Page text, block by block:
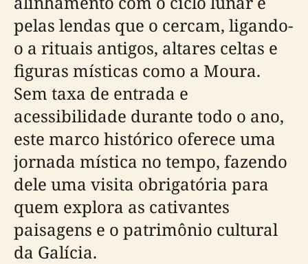
pelas lendas que o cercam, ligando-
o a rituais antigos, altares celtas e
figuras místicas como a Moura.
Sem taxa de entrada e
acessibilidade durante todo o ano,
este marco histórico oferece uma
jornada mística no tempo, fazendo
dele uma visita obrigatória para
quem explora as cativantes
paisagens e o patrimônio cultural
da Galícia.